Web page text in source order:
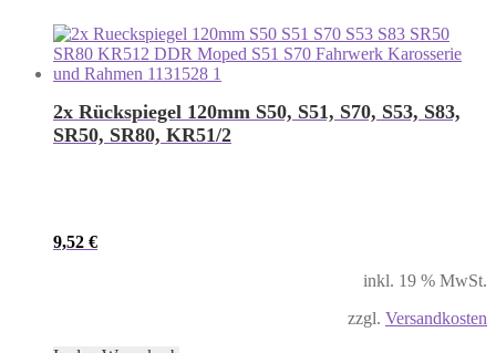
2x Rückspiegel 120mm S50, S51, S70, S53, S83,
SR50, SR80, KR51/2
9,52 €
inkl. 19 % MwSt.
zzgl. Versandkosten